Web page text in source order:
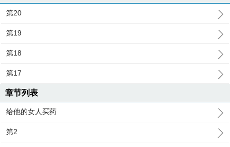
第20
第19
第18
第17
章节列表
给他的女人买药
第2